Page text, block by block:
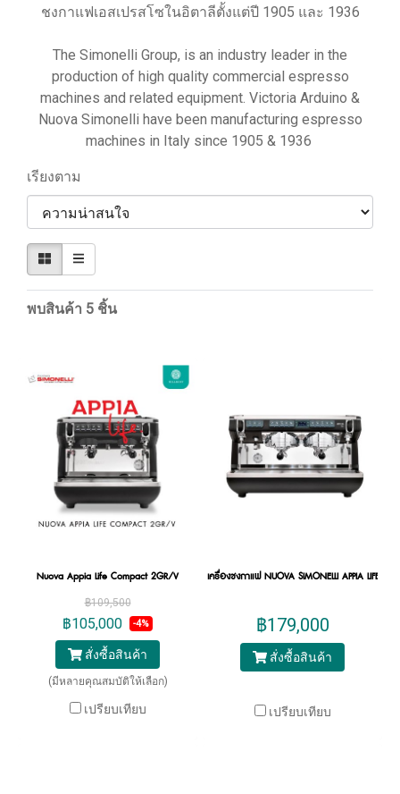
ชงกาแฟเอสเปรสโซในอิตาลีตั้งแต่ปี 1905 และ 1936
The Simonelli Group, is an industry leader in the
production of high quality commercial espresso
machines and related equipment. Victoria Arduino &
Nuova Simonelli have been manufacturing espresso
machines in Italy since 1905 & 1936
เรียงตาม
พบสินค้า 5 ชิ้น
Nuova Appia Life Compact 2GR/V
฿109,500
฿105,000 -4%
สั่งซื้อสินค้า
(มีหลายคุณสมบัติให้เลือก)
เปรียบเทียบ
เครื่องชงกาแฟ NUOVA SIMONELLI APPIA LIFE XT
฿179,000
สั่งซื้อสินค้า
เปรียบเทียบ